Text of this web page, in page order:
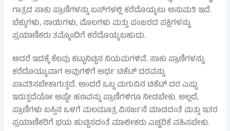
ಗಾತ್ರದ ಸಾಕು ಪ್ರಾಣಿಗಳನ್ನು ಬಸ್‌ಗಳಲ್ಲಿ ಕರೆದೊಯ್ಯಲು ಅನುಮತಿ ಇದೆ.
ಬೆಕ್ಕುಗಳು, ನಾಯಿಗಳು, ಮೊಲಗಳು ಮತ್ತು ಪಂಜರದ ಪಕ್ಷಿಗಳನ್ನು
ಪ್ರಯಾಣಿಕರು ತಮ್ಮೊಂದಿಗೆ ಕರೆದೊಯ್ಯಬಹುದು.
ಆದರೆ ಇದಕ್ಕೆ ಕೆಲವು ಕಟ್ಟುನಿಟ್ಟಿನ ನಿಯಮಗಳಿವೆ. ಸಾಕು ಪ್ರಾಣಿಗಳನ್ನು
ಕರೆದೊಯ್ಯುವಾಗ ಅವುಗಳಿಗೆ ಅರ್ಧ ಟಿಕೆಟ್ ದರವನ್ನು
ಪಾವತಿಸಬೇಕಾಗುತ್ತದೆ. ಅಂದರೆ ಒಬ್ಬ ಮಗುವಿನ ಟಿಕೆಟ್ ದರ ಎಷ್ಟು
ಇರುತ್ತದೆಯೋ ಅಷ್ಟೇ ಹಣವನ್ನು ಪ್ರಾಣಿಗಳಿಗೂ ನೀಡಬೇಕು. ಅಲ್ಲದೆ,
ಪ್ರಾಣಿಗಳು ಬಸ್ಸಿನ ಒಳಗೆ ಮಲಮೂತ್ರ ವಿಸರ್ಜನೆ ಮಾಡದಂತೆ ಮತ್ತು ಇತರ
ಪ್ರಯಾಣಿಕರಿಗೆ ಭಯ ಹುಟ್ಟಿಸದಂತೆ ಮಾಲೀಕರು ಎಚ್ಚರಿಕೆ ವಹಿಸಬೇಕು.